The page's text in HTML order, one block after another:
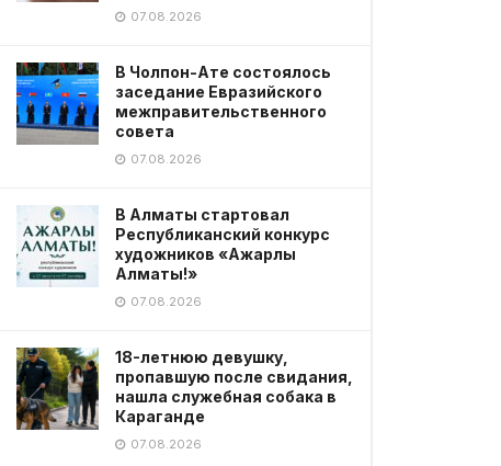
07.08.2026
В Чолпон-Ате состоялось
заседание Евразийского
межправительственного
совета
07.08.2026
В Алматы стартовал
Республиканский конкурс
художников «Ажарлы
Алматы!»
07.08.2026
18-летнюю девушку,
пропавшую после свидания,
нашла служебная собака в
Караганде
07.08.2026